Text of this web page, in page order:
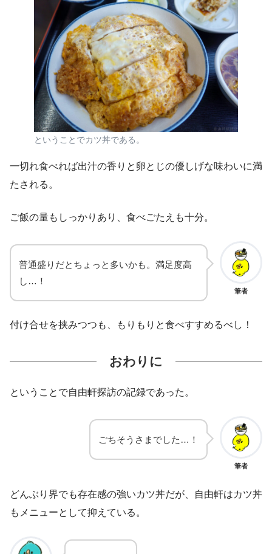
ということでカツ丼である。
一切れ食べれば出汁の香りと卵とじの優しげな味わいに満
たされる。
ご飯の量もしっかりあり、食べごたえも十分。
筆者
普通盛りだとちょっと多いかも。満足度高
し…！
付け合せを挟みつつも、もりもりと食べすすめるべし！
おわりに
ということで自由軒探訪の記録であった。
筆者
ごちそうさまでした…！
どんぶり界でも存在感の強いカツ丼だが、自由軒はカツ丼
もメニューとして抑えている。